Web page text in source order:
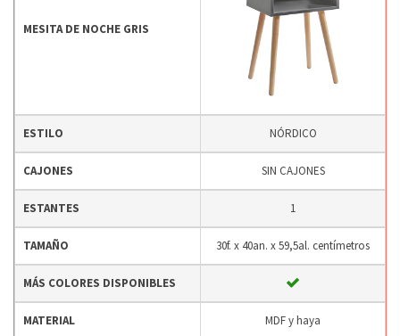
MESITA DE NOCHE GRIS
ESTILO NÓRDICO
CAJONES SIN CAJONES
ESTANTES 1
TAMAÑO 30f. x 40an. x 59,5al. centímetros
MÁS COLORES DISPONIBLES
MATERIAL MDF y haya